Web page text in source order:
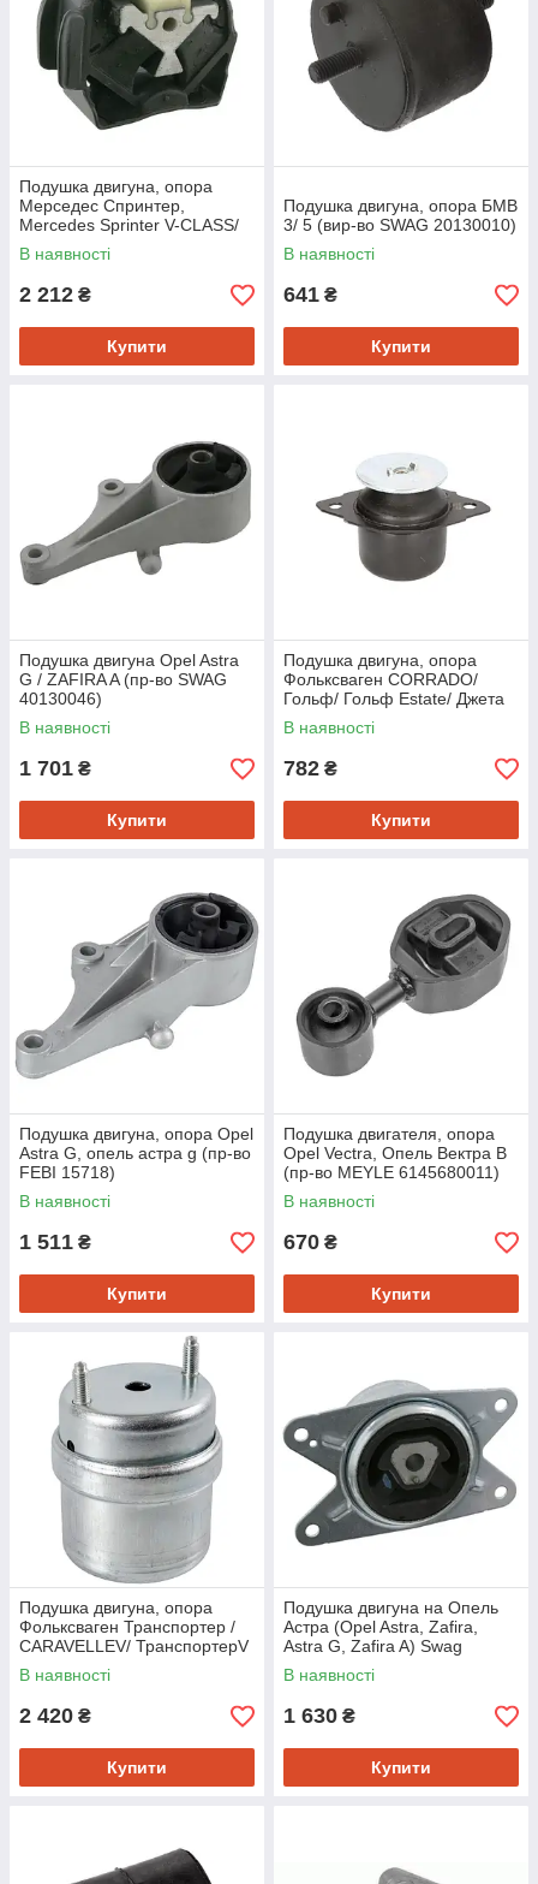
Подушка двигуна, опора
Мерседес Спринтер,
Mercedes Sprinter V-CLASS/
Віто (пр-во FEBI 26777)
В наявності
2 212 ₴
Купити
Подушка двигуна, опора БМВ
3/ 5 (вир-во SWAG 20130010)
В наявності
641 ₴
Купити
Подушка двигуна Opel Astra
G / ZAFIRA A (пр-во SWAG
40130046)
В наявності
1 701 ₴
Купити
Подушка двигуна, опора
Фольксваген CORRADO/
Гольф/ Гольф Estate/ Джета
III/ Пассат (пр-во MEYLE
1001990027)
В наявності
782 ₴
Купити
Подушка двигуна, опора Opel
Astra G, опель астра g (пр-во
FEBI 15718)
В наявності
1 511 ₴
Купити
Подушка двигателя, опора
Opel Vectra, Опель Вектра B
(пр-во MEYLE 6145680011)
В наявності
670 ₴
Купити
Подушка двигуна, опора
Фольксваген Транспортер /
CARAVELLEV/ ТранспортерV
(пр-во SWAG 30130087)
В наявності
2 420 ₴
Купити
Подушка двигуна на Опель
Астра (Opel Astra, Zafira,
Astra G, Zafira A) Swag
40130053
В наявності
1 630 ₴
Купити